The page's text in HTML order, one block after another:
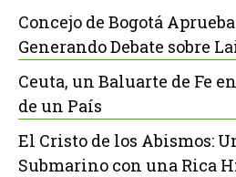
Concejo de Bogotá
Generando Debate sobre
Ceuta, un Baluarte de Fe
de un País
El Cristo de los Abismos:
Submarino con una Rica